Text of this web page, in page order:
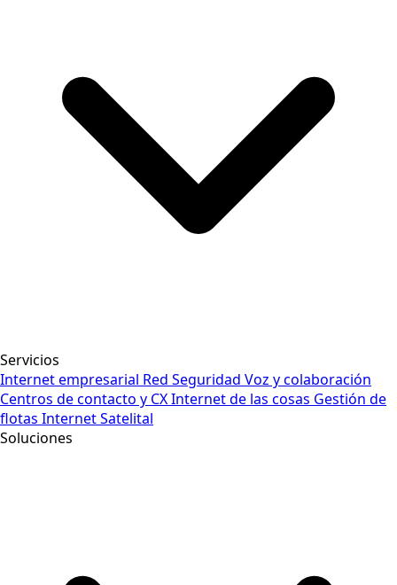
Servicios
Internet empresarial Red Seguridad Voz y colaboración
Centros de contacto y CXInternet de las cosas Gestión de
flotas Internet Satelital
Soluciones